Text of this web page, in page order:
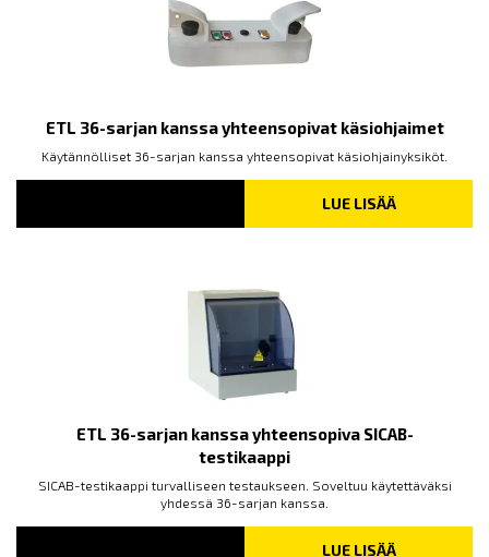
ETL 36-sarjan kanssa yhteensopivat käsiohjaimet
Käytännölliset 36-sarjan kanssa yhteensopivat käsiohjainyksiköt.
LUE LISÄÄ
ETL 36-sarjan kanssa yhteensopiva SICAB-
testikaappi
SICAB-testikaappi turvalliseen testaukseen. Soveltuu käytettäväksi
yhdessä 36-sarjan kanssa.
LUE LISÄÄ